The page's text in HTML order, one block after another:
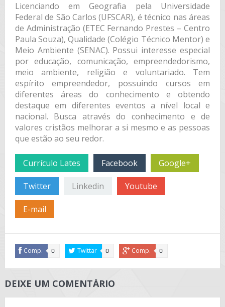
Licenciando em Geografia pela Universidade
Federal de São Carlos (UFSCAR), é técnico nas áreas
de Administração (ETEC Fernando Prestes – Centro
Paula Souza), Qualidade (Colégio Técnico Mentor) e
Meio Ambiente (SENAC). Possui interesse especial
por educação, comunicação, empreendedorismo,
meio ambiente, religião e voluntariado. Tem
espírito empreendedor, possuindo cursos em
diferentes áreas do conhecimento e obtendo
destaque em diferentes eventos a nível local e
nacional. Busca através do conhecimento e de
valores cristãos melhorar a si mesmo e as pessoas
que estão ao seu redor.
Currículo Lates Facebook Google+
Twitter Linkedin Youtube
E-mail
Comp. 0 Twittar 0 Comp. 0
DEIXE UM COMENTÁRIO